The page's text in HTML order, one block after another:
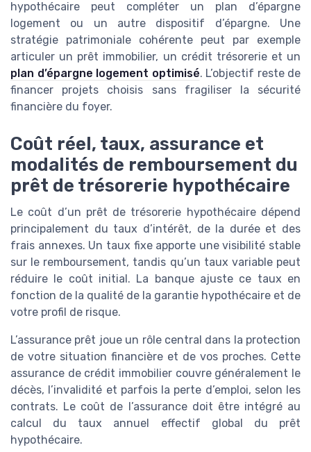
hypothécaire peut compléter un plan d’épargne
logement ou un autre dispositif d’épargne. Une
stratégie patrimoniale cohérente peut par exemple
articuler un prêt immobilier, un crédit trésorerie et un
plan d’épargne logement optimisé. L’objectif reste de
financer projets choisis sans fragiliser la sécurité
financière du foyer.
Coût réel, taux, assurance et
modalités de remboursement du
prêt de trésorerie hypothécaire
Le coût d’un prêt de trésorerie hypothécaire dépend
principalement du taux d’intérêt, de la durée et des
frais annexes. Un taux fixe apporte une visibilité stable
sur le remboursement, tandis qu’un taux variable peut
réduire le coût initial. La banque ajuste ce taux en
fonction de la qualité de la garantie hypothécaire et de
votre profil de risque.
L’assurance prêt joue un rôle central dans la protection
de votre situation financière et de vos proches. Cette
assurance de crédit immobilier couvre généralement le
décès, l’invalidité et parfois la perte d’emploi, selon les
contrats. Le coût de l’assurance doit être intégré au
calcul du taux annuel effectif global du prêt
hypothécaire.